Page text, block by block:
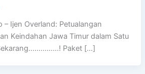
– Ijen Overland: Petualangan
Keindahan Jawa Timur dalam Satu
Paket […]